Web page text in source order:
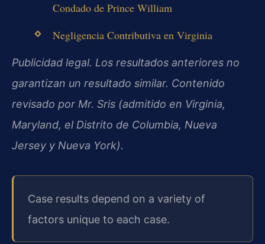
Condado de Prince William
Negligencia Contributiva en Virginia
Publicidad legal. Los resultados anteriores no
garantizan un resultado similar. Contenido
revisado por Mr. Sris (admitido en Virginia,
Maryland, el Distrito de Columbia, Nueva
Jersey y Nueva York).
Case results depend on a variety of
factors unique to each case.